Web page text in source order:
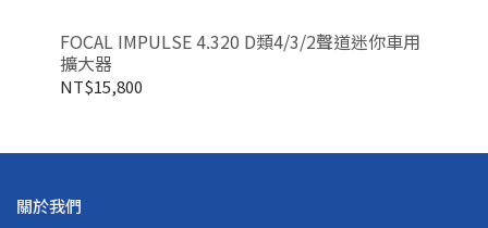
FOCAL IMPULSE 4.320 D類4/3/2聲道迷你車用
擴大器
NT$15,800
關於我們